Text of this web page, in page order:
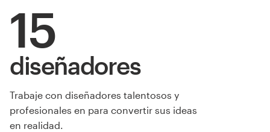
15
diseñadores
Trabaje con diseñadores talentosos y
profesionales en para convertir sus ideas
en realidad.